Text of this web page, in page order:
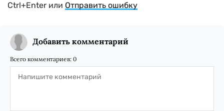
Ctrl+Enter или Отправить ошибку
Добавить комментарий
Всего комментариев: 0